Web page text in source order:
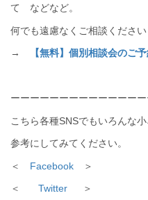
て などなど。
何でも遠慮なくご相談ください
→ 【無料】個別相談会のご
ーーーーーーーーーーーーー
こちら各種SNSでもいろんな
参考にしてみてください。
＜ Facebook ＞
＜ Twitter ＞